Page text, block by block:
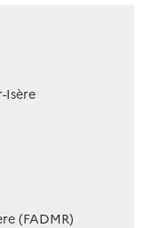
Isère
(FADMR)